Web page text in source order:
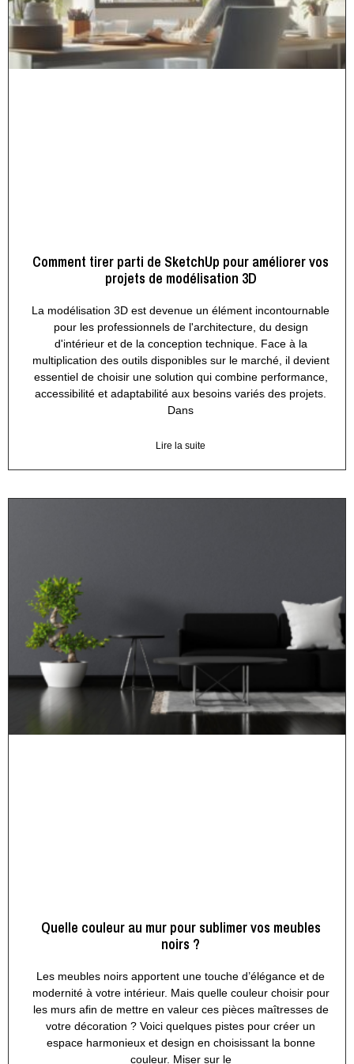
Comment tirer parti de SketchUp pour améliorer vos
projets de modélisation 3D
La modélisation 3D est devenue un élément incontournable
pour les professionnels de l'architecture, du design
d'intérieur et de la conception technique. Face à la
multiplication des outils disponibles sur le marché, il devient
essentiel de choisir une solution qui combine performance,
accessibilité et adaptabilité aux besoins variés des projets.
Dans
Lire la suite
Quelle couleur au mur pour sublimer vos meubles
noirs ?
Les meubles noirs apportent une touche d’élégance et de
modernité à votre intérieur. Mais quelle couleur choisir pour
les murs afin de mettre en valeur ces pièces maîtresses de
votre décoration ? Voici quelques pistes pour créer un
espace harmonieux et design en choisissant la bonne
couleur. Miser sur le